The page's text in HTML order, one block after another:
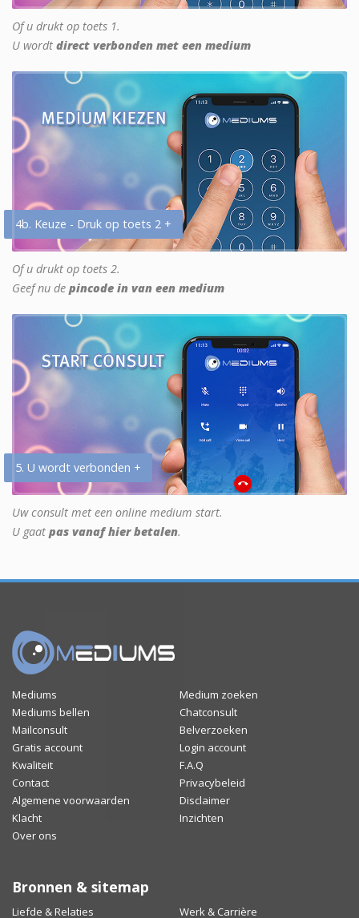
Of u drukt op toets 1.
U wordt direct verbonden met een medium
4b. Keuze - Druk op toets 2 +
Of u drukt op toets 2.
Geef nu de pincode in van een medium
5. U wordt verbonden +
Uw consult met een online medium start.
U gaat pas vanaf hier betalen.
Mediums
Medium zoeken
Mediums bellen
Chatconsult
Mailconsult
Belverzoeken
Gratis account
Login account
Kwaliteit
F.A.Q
Contact
Privacybeleid
Algemene voorwaarden
Disclaimer
Klacht
Inzichten
Over ons
Bronnen & sitemap
Liefde & Relaties Werk & Carrière